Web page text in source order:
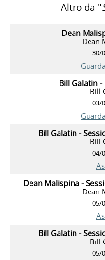
Altro da "
Dean
Dean
30/
Guarda
Bill Galatin -
Bill
03/
Guarda
Bill Galatin -
Bill
04/
Dean Malispina -
Dean
05/
Bill Galatin -
Bill
05/